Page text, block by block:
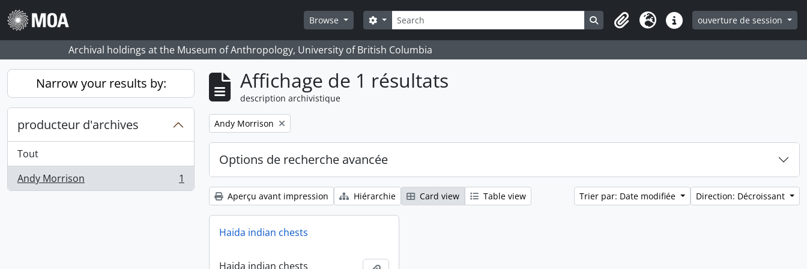
Skip to main content
Browse
Rechercher
Search options Search in browse page
ClipboardLangueLiens rapidesouverture de session
Archival holdings at the Museum of Anthropology, University of British Columbia
Narrow your results by:
producteur d'archives
Tout
Andy Morrison
, 1 résultats 1
Affichage de 1 résultats
description archivistique
Remove filter:
Andy Morrison
Options de recherche avancée
Aperçu avant impression Hiérarchie Card view Table view Trier par: Date modifiée Direction: Décroissant
Haida indian chests
Haida indian chests